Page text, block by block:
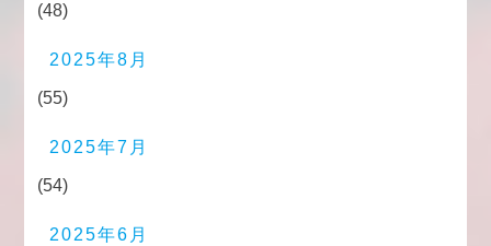
(48)
2025年8月
(55)
2025年7月
(54)
2025年6月